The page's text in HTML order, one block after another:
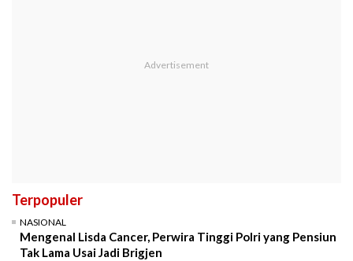
Terpopuler
NASIONAL
Mengenal Lisda Cancer, Perwira Tinggi Polri yang Pensiun
Tak Lama Usai Jadi Brigjen